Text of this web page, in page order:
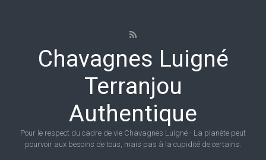
Chavagnes Luigné
Terranjou
Authentique
Pour le respect du cadre de vie Chavagnes Luigné - La planète peut
pourvoir aux besoins de tous, mais pas à la cupidité de certains.